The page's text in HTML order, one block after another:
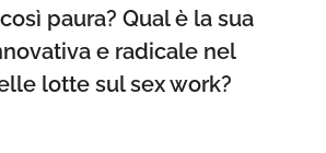
paura? Qual è la sua
e radicale nel
lotte sul sex work?